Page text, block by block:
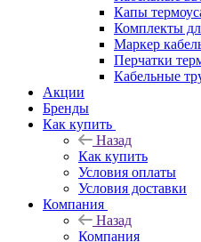
Капы
Комплекты
Маркер
Перчатки
Кабельные
Акции
Бренды
Как купить
Назад
Как купить
Условия оплаты
Условия доставки
Компания
Назад
Компания